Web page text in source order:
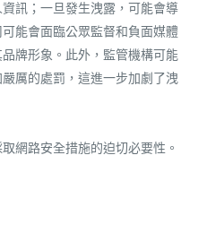
訊；一旦發生洩露，可能會導
能會面臨公眾監督和負面媒體
牌形象。此外，監管機構可能
厲的處罰，這進一步加劇了洩
網路安全措施的迫切必要性。